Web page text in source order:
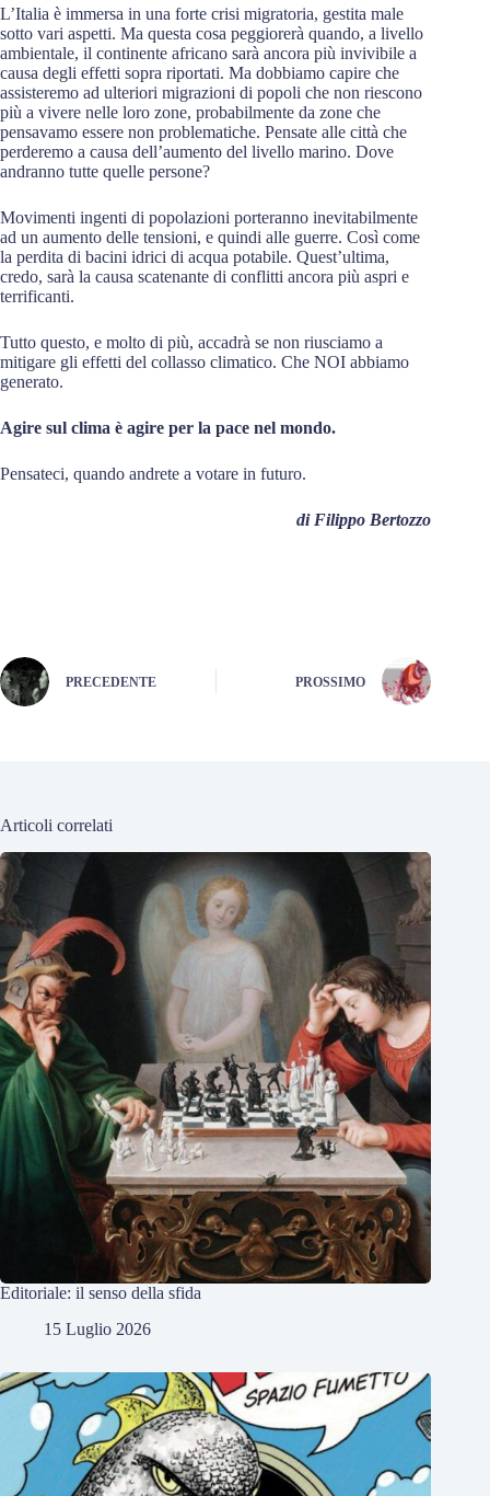
L’Italia è immersa in una forte crisi migratoria, gestita male
sotto vari aspetti. Ma questa cosa peggiorerà quando, a livello
ambientale, il continente africano sarà ancora più invivibile a
causa degli effetti sopra riportati. Ma dobbiamo capire che
assisteremo ad ulteriori migrazioni di popoli che non riescono
più a vivere nelle loro zone, probabilmente da zone che
pensavamo essere non problematiche. Pensate alle città che
perderemo a causa dell’aumento del livello marino. Dove
andranno tutte quelle persone?
Movimenti ingenti di popolazioni porteranno inevitabilmente
ad un aumento delle tensioni, e quindi alle guerre. Così come
la perdita di bacini idrici di acqua potabile. Quest’ultima,
credo, sarà la causa scatenante di conflitti ancora più aspri e
terrificanti.
Tutto questo, e molto di più, accadrà se non riusciamo a
mitigare gli effetti del collasso climatico. Che NOI abbiamo
generato.
Agire sul clima è agire per la pace nel mondo.
Pensateci, quando andrete a votare in futuro.
di Filippo Bertozzo
PRECEDENTE PROSSIMO
Articoli correlati
Editoriale: il senso della sfida
15 Luglio 2026